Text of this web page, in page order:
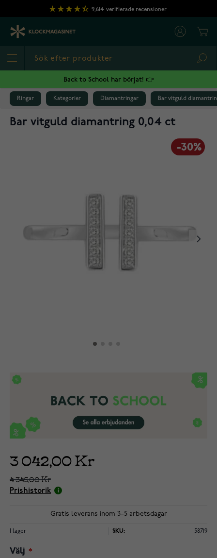
Hoppa till innehållet
9,614 verifierade recensioner
Back to School har börjat! 👉
Ringar Kategorier Diamantringar Bar vitguld
Bar vitguld diamantring 0,04 ct
-30%
3 042,00 Kr
4 345,00 Kr
Prishistorik
Gratis leverans inom 3–5 arbetsdagar
I lager SKU: 58719
Välj